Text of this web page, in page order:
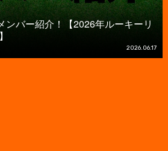
ンバー紹介！【2026年ルーキーリ
2026.06.17